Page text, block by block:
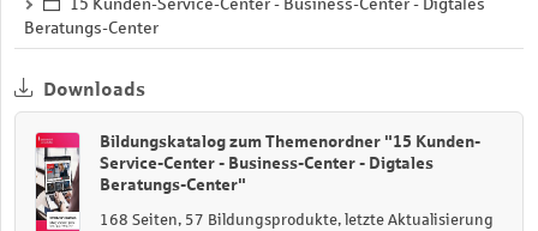
15 Kunden-Service-Center - Business-Center - Digtales
Beratungs-Center
Downloads
Bildungskatalog zum Themenordner "15 Kunden-
Service-Center - Business-Center - Digtales
Beratungs-Center"
168 Seiten, 57 Bildungsprodukte, letzte Aktualisierung